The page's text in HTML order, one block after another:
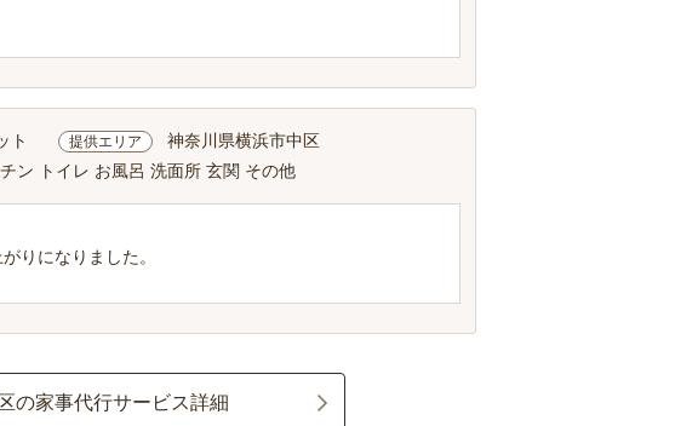
ト 提供エリア 神奈川県横浜市中区
ン トイレ お風呂 洗面所 玄関 その他
りになりました。
の家事代行サービス詳細